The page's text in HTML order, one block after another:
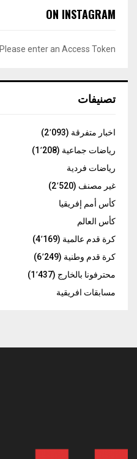
h
ON INSTAGRAM
Please enter an Access Token
تصنيفات
اخبار متفرقة (2٬093)
رياضات جماعية (1٬208)
رياضات فردية
غير مصنف (2٬520)
كأس أمم إفريقيا
كأس العالم
كرة قدم عالمية (4٬169)
كرة قدم وطنية (6٬249)
محترفونا بالخارج (1٬437)
مسابقات افريقية